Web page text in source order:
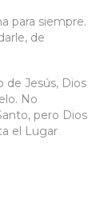
para siempre.
de
de Jesús, Dios
No
pero Dios
el Lugar